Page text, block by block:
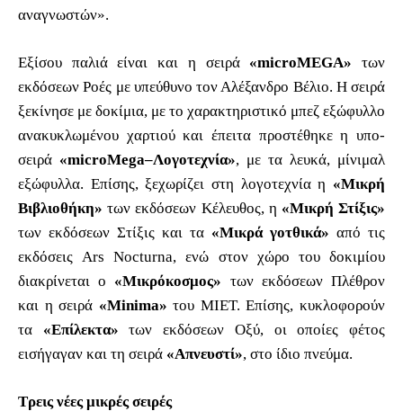
αναγνωστών».
Εξίσου παλιά είναι και η σειρά «microMEGA» των
εκδόσεων Ροές με υπεύθυνο τον Αλέξανδρο Βέλιο. Η σειρά
ξεκίνησε με δοκίμια, με το χαρακτηριστικό μπεζ εξώφυλλο
ανακυκλωμένου χαρτιού και έπειτα προστέθηκε η υπο-
σειρά «microMega–Λογοτεχνία», με τα λευκά, μίνιμαλ
εξώφυλλα. Επίσης, ξεχωρίζει στη λογοτεχνία η «Μικρή
Βιβλιοθήκη» των εκδόσεων Κέλευθος, η «Μικρή Στίξις»
των εκδόσεων Στίξις και τα «Μικρά γοτθικά» από τις
εκδόσεις Ars Nocturna, ενώ στον χώρο του δοκιμίου
διακρίνεται ο «Μικρόκοσμος» των εκδόσεων Πλέθρον
και η σειρά «Minima» του ΜΙΕΤ. Επίσης, κυκλοφορούν
τα «Επίλεκτα» των εκδόσεων Οξύ, οι οποίες φέτος
εισήγαγαν και τη σειρά «Απνευστί», στο ίδιο πνεύμα.
Τρεις νέες μικρές σειρές